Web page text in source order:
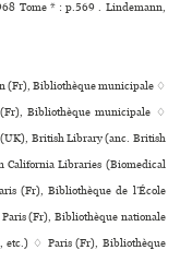
Tome * : p.569 . Lindemann,
(Fr), Bibliothèque muni­ci­pale ♢
Bibliothèque muni­ci­pale ♢
British Library (anc. British
California Libraries (Biomedical
(Fr), Bibliothèque de l’École
(Fr), Bibliothèque nationale
etc.) ♢ Paris (Fr), Bibliothèque